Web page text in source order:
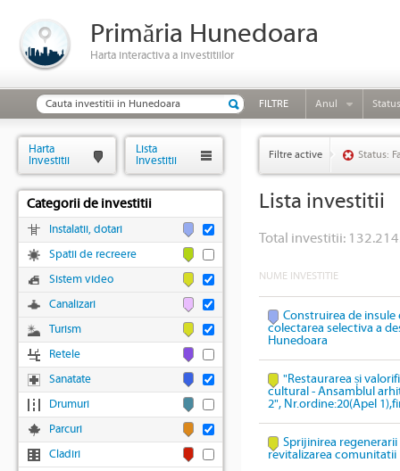
Primăria Hunedoara
Harta interactiva a investitiilor
FILTRE Anul Status
Filtre active Status:
Lista investitii
Total investitii:
NUME INVESTITIE
Construirea de
colectarea selectiva a
Hunedoara
"Restaurarea și
cultural - Ansamblul
2", Nr.ordine:20(Apel
Sprijinirea
revitalizarea comunitatii
Harta
Investitii
Lista
Investitii
Categorii de investitii
Instalatii, dotari
Spatii de recreere
Sistem video
Canalizari
Turism
Retele
Sanatate
Drumuri
Parcuri
Cladiri